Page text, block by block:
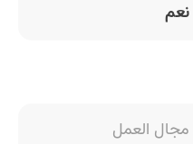
نعم
مجال العمل